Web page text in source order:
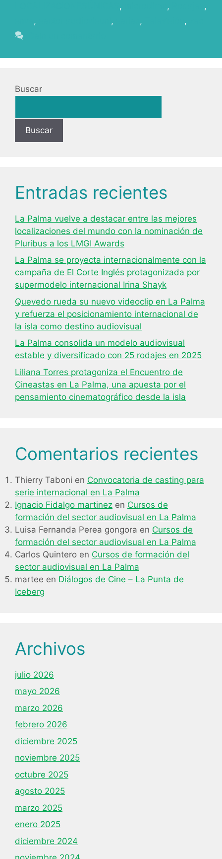
, ,
,
, , , ,
Buscar
Buscar
Entradas recientes
La Palma vuelve a destacar entre las mejores
localizaciones del mundo con la nominación de
Pluribus a los LMGI Awards
La Palma se proyecta internacionalmente con la
campaña de El Corte Inglés protagonizada por
supermodelo internacional Irina Shayk
Quevedo rueda su nuevo videoclip en La Palma
y refuerza el posicionamiento internacional de
la isla como destino audiovisual
La Palma consolida un modelo audiovisual
estable y diversificado con 25 rodajes en 2025
Liliana Torres protagoniza el Encuentro de
Cineastas en La Palma, una apuesta por el
pensamiento cinematográfico desde la isla
Comentarios recientes
Thierry Taboni en Convocatoria de casting para
serie internacional en La Palma
Ignacio Fidalgo martinez en Cursos de
formación del sector audiovisual en La Palma
Luisa Fernanda Perea gongora en Cursos de
formación del sector audiovisual en La Palma
Carlos Quintero en Cursos de formación del
sector audiovisual en La Palma
martee en Diálogos de Cine – La Punta de
Iceberg
Archivos
julio 2026
mayo 2026
marzo 2026
febrero 2026
diciembre 2025
noviembre 2025
octubre 2025
agosto 2025
marzo 2025
enero 2025
diciembre 2024